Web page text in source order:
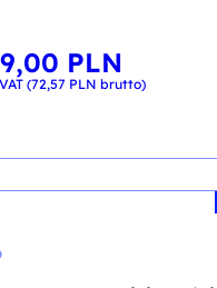
PLN
(72,57 PLN brutto)